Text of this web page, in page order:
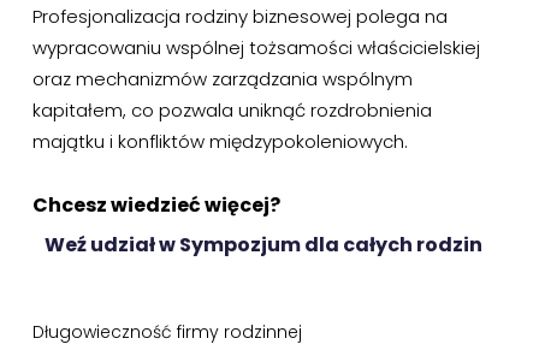
Profesjonalizacja rodziny biznesowej polega na
wypracowaniu wspólnej tożsamości właścicielskiej
oraz mechanizmów zarządzania wspólnym
kapitałem, co pozwala uniknąć rozdrobnienia
majątku i konfliktów międzypokoleniowych.
Chcesz wiedzieć więcej?
Weź udział w Sympozjum dla całych rodzin
Długowieczność firmy rodzinnej